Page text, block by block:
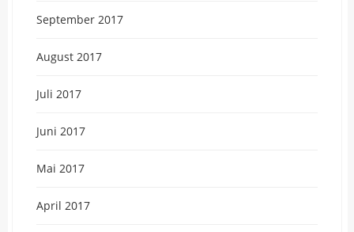
September 2017
August 2017
Juli 2017
Juni 2017
Mai 2017
April 2017